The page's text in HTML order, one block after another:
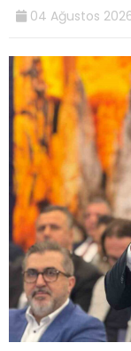
04 Ağustos 2026